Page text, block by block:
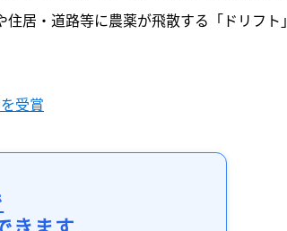
居・道路等に農薬が飛散する「ドリフト」
受賞